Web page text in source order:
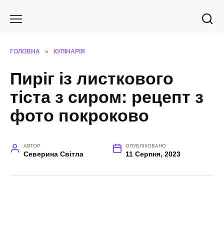
ГОЛОВНА » КУЛІНАРІЯ
Пиріг із листкового
тіста з сиром: рецепт з
фото покроково
АВТОР
Северина Світла
ОПУБЛІКОВАНО
11 Серпня, 2023